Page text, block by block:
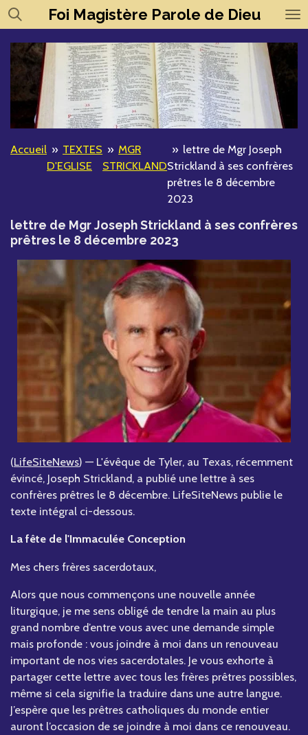
Passer
au
contenu
principal
Foi Magistère Parole de Dieu
Accueil » TEXTES
D'EGLISE
» MGR
STRICKLAND
» lettre de Mgr Joseph
Strickland à ses confrères
prêtres le 8 décembre
2023
lettre de Mgr Joseph Strickland à ses confrères
prêtres le 8 décembre 2023
(LifeSiteNews) — L'évêque de Tyler, au Texas, récemment
évincé, Joseph Strickland, a publié une lettre à ses
confrères prêtres le 8 décembre. LifeSiteNews publie le
texte intégral ci-dessous.
La fête de l'Immaculée Conception
Mes chers frères sacerdotaux,
Alors que nous commençons une nouvelle année
liturgique, je me sens obligé de tendre la main au plus
grand nombre d’entre vous avec une demande simple
mais profonde : vous joindre à moi dans un renouveau
important de nos vies sacerdotales. Je vous exhorte à
partager cette lettre avec tous les frères prêtres possibles,
même si cela signifie la traduire dans une autre langue.
J’espère que les prêtres catholiques du monde entier
auront l’occasion de se joindre à moi dans ce renouveau.